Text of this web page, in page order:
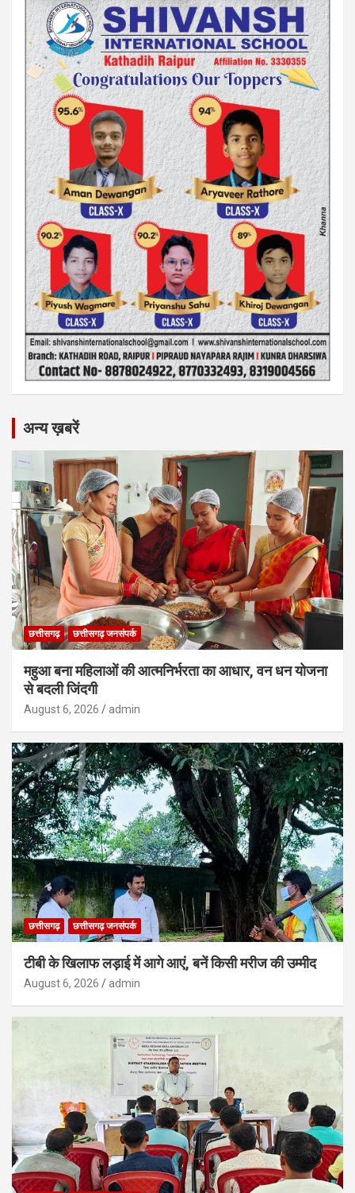
अन्य ख़बरें
छत्तीसगढ़ छत्तीसगढ़ जनसंपर्क
महुआ बना महिलाओं की आत्मनिर्भरता का आधार, वन धन योजना
से बदली जिंदगी
August 6, 2026 admin
छत्तीसगढ़ छत्तीसगढ़ जनसंपर्क
टीबी के खिलाफ लड़ाई में आगे आएं, बनें किसी मरीज की उम्मीद
August 6, 2026 admin